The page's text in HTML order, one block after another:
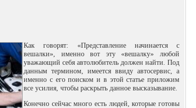
Как говорят: «Представление начинается с
вешалки», именно вот эту «вешалку» любой
уважающий себя автолюбитель должен найти. Под
данным термином, имеется ввиду автосервис, а
именно с его поиском и в этой статье приложим
все усилия, чтобы раскрыть данное высказывание.
Конечно сейчас много есть людей, которые готовы